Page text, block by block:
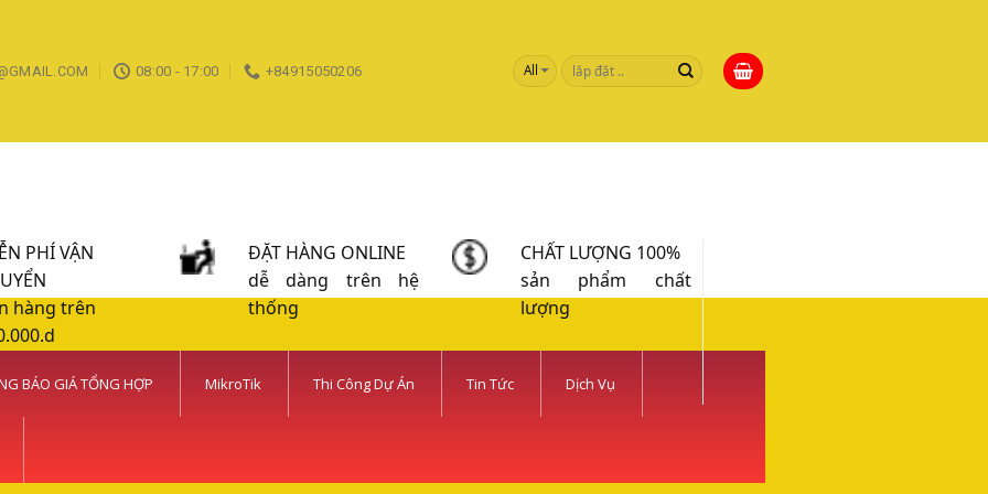
08:00 - 17:00 +84915050206
Tìm
kiếm:
PHÍ VẬN
hàng trên
ĐẶT HÀNG ONLINE
dễ dàng trên hệ
thống
CHẤT LƯỢNG 100%
sản phẩm chất
lượng
BÁO GIÁ TỔNG HỢP MikroTik Thi Công Dự Án Tin Tức Dịch Vụ